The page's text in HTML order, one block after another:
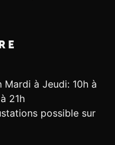
Mardi à Jeudi: 10h à
21h
possible sur